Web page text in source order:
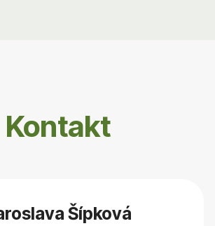
Kontakt
Šípková